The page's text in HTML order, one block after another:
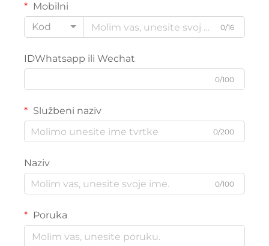
Mobilni
Kod
0/16
IDWhatsapp ili Wechat
0/100
Službeni naziv
0/200
Naziv
0/100
Poruka